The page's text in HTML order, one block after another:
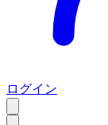
ログイン